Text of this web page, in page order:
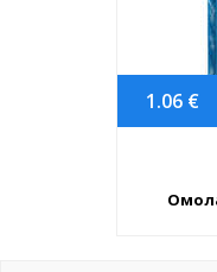
1.06 €